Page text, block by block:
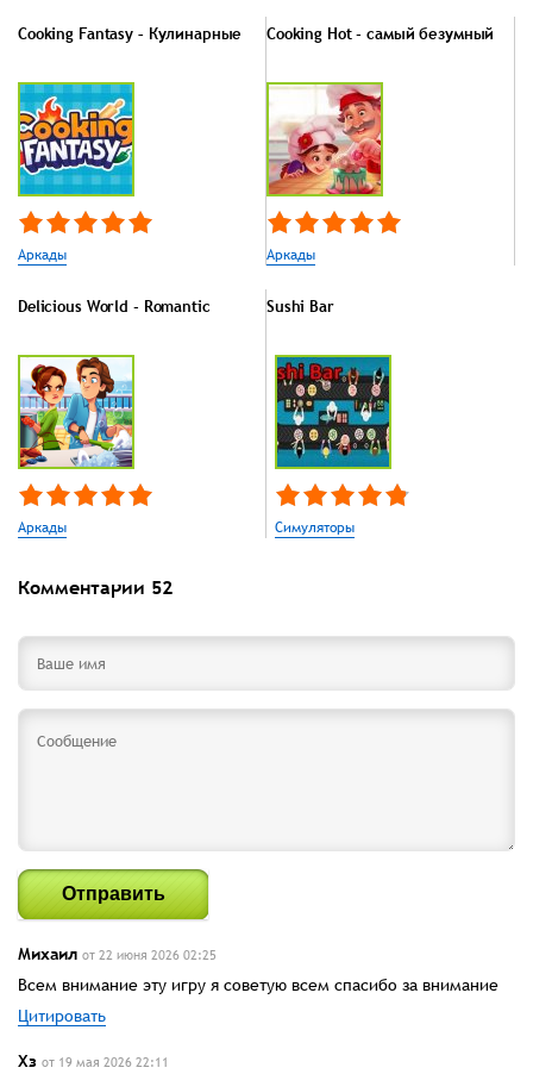
Cooking Fantasy – Кулинарные
Аркады
Cooking Hot - самый безумный
Аркады
Delicious World - Romantic
Аркады
Sushi Bar
Симуляторы
Комментарии 52
Отправить
Михаил от 22 июня 2026 02:25
Всем внимание эту игру я советую всем спасибо за внимание
Цитировать
Хз от 19 мая 2026 22:11